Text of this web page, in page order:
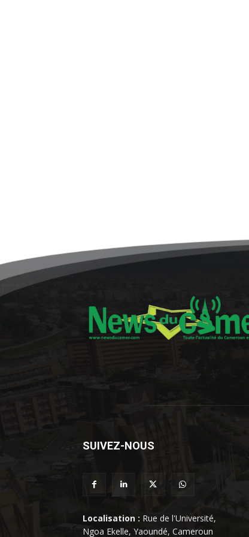
SUIVEZ-NOUS
Localisation : Rue de l'Université,
Ngoa Ekelle, Yaoundé, Cameroun